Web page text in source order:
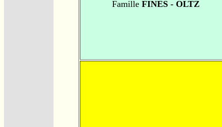
Famille FINES - OLTZ